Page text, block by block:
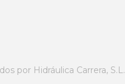
por Hidráulica Carrera, S.L.